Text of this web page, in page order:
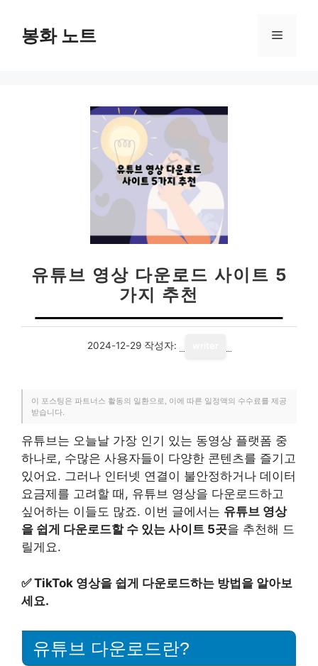
봉화 노트 메
유튜브 영상 다운로드 사이트 5
가지 추천
2024-12-29 작성자:
이 포스팅은 파트너스 활동의 일환으로, 이에 따른 일정액의 수수료를 제공
받습니다.
유튜브는 오늘날 가장 인기 있는 동영상 플랫폼 중
하나로, 수많은 사용자들이 다양한 콘텐츠를 즐기고
있어요. 그러나 인터넷 연결이 불안정하거나 데이터
요금제를 고려할 때, 유튜브 영상을 다운로드하고
싶어하는 이들도 많죠. 이번 글에서는 유튜브 영상
을 쉽게 다운로드할 수 있는 사이트 5곳을 추천해 드
릴게요.
✅TikTok 영상을 쉽게 다운로드하는 방법을 알아보
세요.
유튜브 다운로드란?